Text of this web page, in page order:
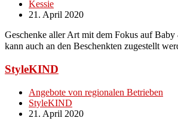
Kessie
21. April 2020
Geschenke aller Art mit dem Fokus auf
kann auch an den Beschenkten zugestellt
StyleKIND
Angebote von regionalen Betrieben
StyleKIND
21. April 2020